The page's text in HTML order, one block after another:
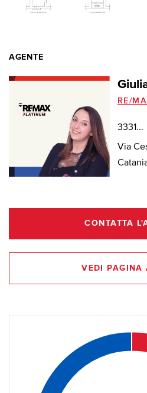
AGENTE
RE/
3331...
Via
CONTATTA
VEDI PAGINA